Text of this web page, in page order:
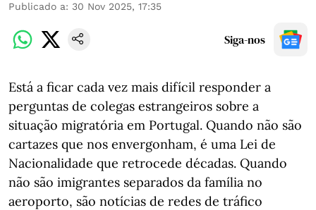
Publicado a: 30 Nov 2025, 17:35
Siga-nos
Está a ficar cada vez mais difícil responder a
perguntas de colegas estrangeiros sobre a
situação migratória em Portugal. Quando não são
cartazes que nos envergonham, é uma Lei de
Nacionalidade que retrocede décadas. Quando
não são imigrantes separados da família no
aeroporto, são notícias de redes de tráfico